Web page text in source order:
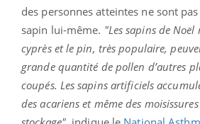
des personnes atteintes ne sont
sapin lui-même. "Les sapins de
cyprès et le pin, très populaire,
grande quantité de pollen d’autres
coupés. Les sapins artificiels
des acariens et même des